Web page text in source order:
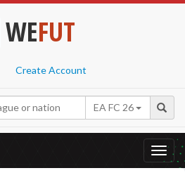
WEFUT
Create Account
EA FC 26